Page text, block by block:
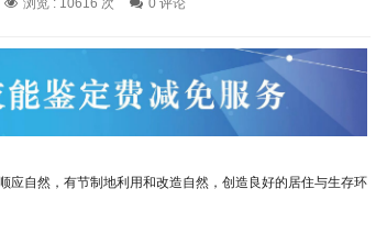
浏览 : 10616 次 0 评论
应自然，有节制地利用和改造自然，创造良好的居住与生存环